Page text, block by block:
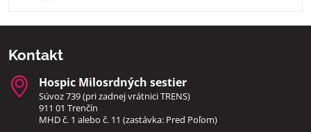
Kontakt
Hospic Milosrdných sestier
Súvoz 739 (pri zadnej vrátnici TRENS)
911 01 Trenčín
MHD č. 1 alebo č. 11 (zastávka: Pred Poľom)